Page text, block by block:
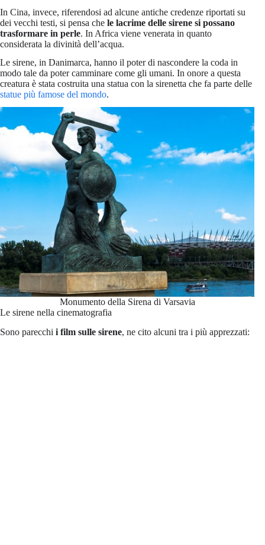
In Cina, invece, riferendosi ad alcune antiche credenze riportati su
dei vecchi testi, si pensa che le lacrime delle sirene si possano
trasformare in perle. In Africa viene venerata in quanto
considerata la divinità dell’acqua.
Le sirene, in Danimarca, hanno il poter di nascondere la coda in
modo tale da poter camminare come gli umani. In onore a questa
creatura è stata costruita una statua con la sirenetta che fa parte delle
statue più famose del mondo.
Monumento della Sirena di Varsavia
Le sirene nella cinematografia
Sono parecchi i film sulle sirene, ne cito alcuni tra i più apprezzati: